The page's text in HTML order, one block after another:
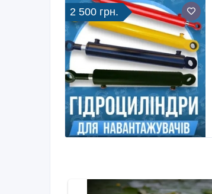
2 500 грн.